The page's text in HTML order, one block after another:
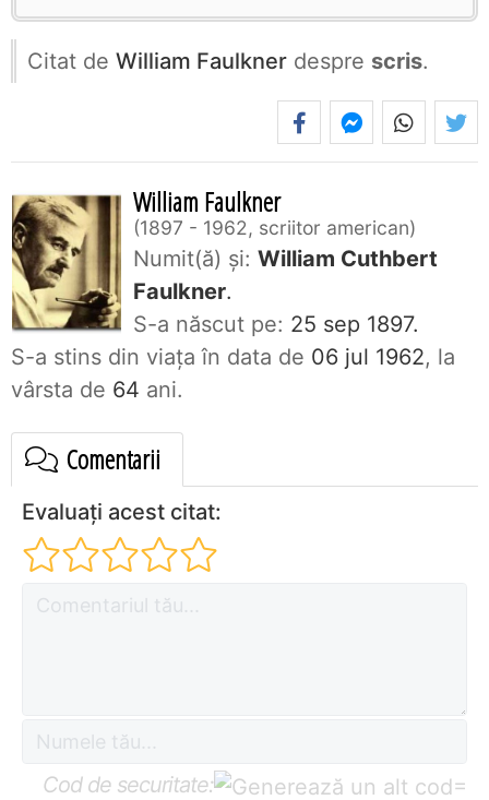
Citat de William Faulkner despre scris.
William Faulkner
1897 - 1962, scriitor american
Numit(ă) și: William Cuthbert
Faulkner.
S-a născut pe: 25 sep 1897.
S-a stins din viaţa în data de 06 jul 1962, la
vârsta de 64 ani.
Comentarii
Evaluați acest citat:
Cod de securitate: =